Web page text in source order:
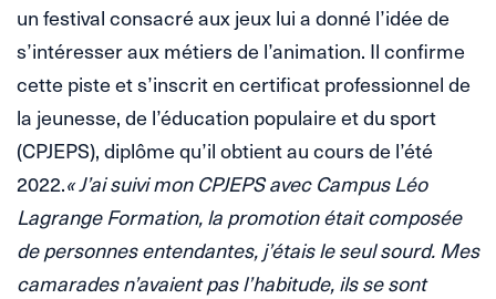
un festival consacré aux jeux lui a donné l’idée de
s’intéresser aux métiers de l’animation. Il confirme
cette piste et s’inscrit en certificat professionnel de
la jeunesse, de l’éducation populaire et du sport
(CPJEPS), diplôme qu’il obtient au cours de l’été
2022.« J’ai suivi mon CPJEPS avec Campus Léo
Lagrange Formation, la promotion était composée
de personnes entendantes, j’étais le seul sourd. Mes
camarades n’avaient pas l’habitude, ils se sont